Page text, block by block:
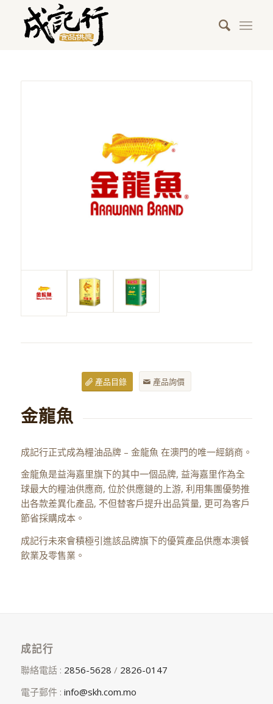
產品目錄 產品詢價
金龍魚
成記行正式成為糧油品牌 – 金龍魚 在澳門的唯一經銷商。
金龍魚是益海嘉里旗下的其中一個品牌, 益海嘉里作為全
球最大的糧油供應商, 位於供應鏈的上游, 利用集團優勢推
出各款差異化產品, 不但替客戶提升出品質量, 更可為客戶
節省採購成本。
成記行未來會積極引進該品牌旗下的優質產品供應本澳餐
飲業及零售業。
成記行
聯絡電話 : 2856-5628 / 2826-0147
電子郵件 : info@skh.com.mo